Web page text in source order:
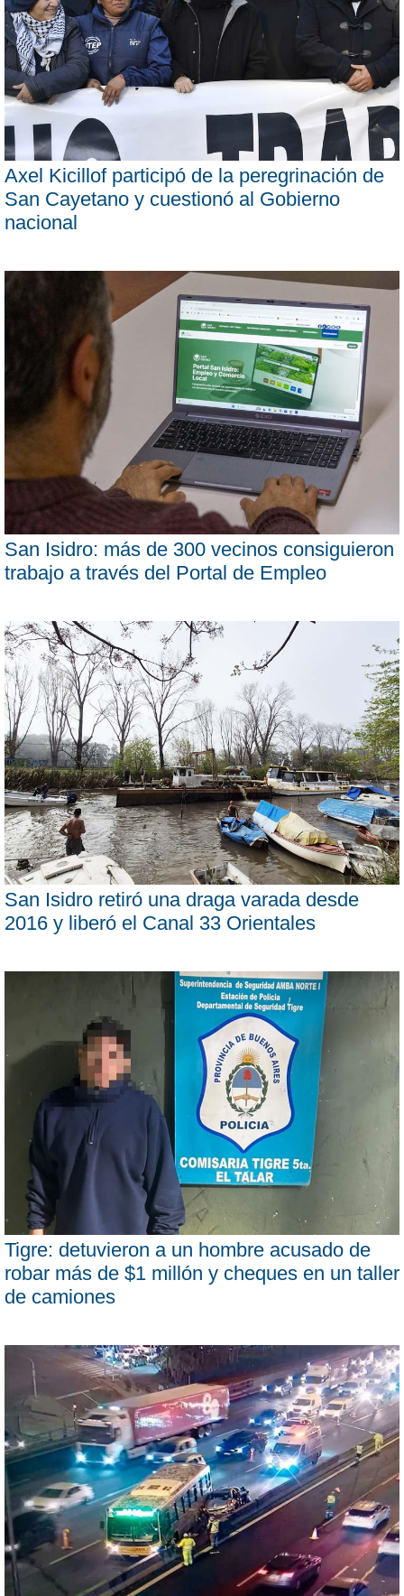
Axel Kicillof participó de la peregrinación de
San Cayetano y cuestionó al Gobierno
nacional
San Isidro: más de 300 vecinos consiguieron
trabajo a través del Portal de Empleo
San Isidro retiró una draga varada desde
2016 y liberó el Canal 33 Orientales
Tigre: detuvieron a un hombre acusado de
robar más de $1 millón y cheques en un taller
de camiones